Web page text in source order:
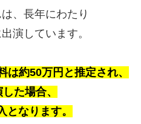
、長年にわたり
演しています。
は約50万円と推定され、
た場合、
となります。